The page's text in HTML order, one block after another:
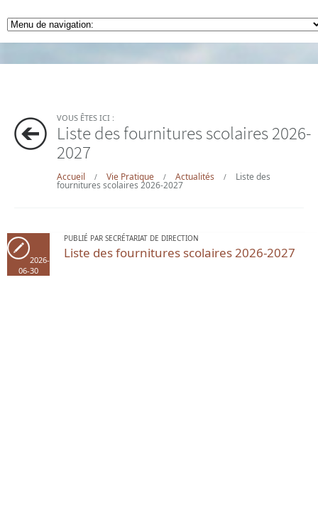
VOUS ÊTES ICI :
Liste des fournitures scolaires 2026-
2027
Accueil / Vie Pratique / Actualités / Liste des
fournitures scolaires 2026-2027
2026-
06-30
PUBLIÉ PAR SECRÉTARIAT DE DIRECTION
Liste des fournitures scolaires 2026-2027